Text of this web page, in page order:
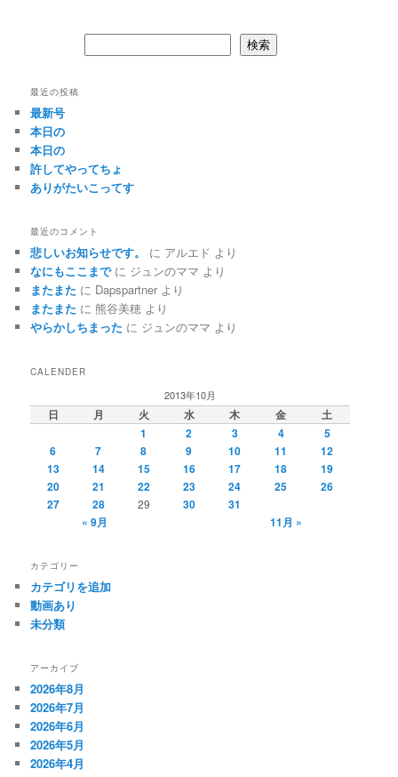
検索
最近の投稿
最新号
本日の
本日の
許してやってちょ
ありがたいこってす
最近のコメント
悲しいお知らせです。 に アルエド より
なにもここまでに ジュンのママ より
またまた に Dapspartner より
またまた に 熊谷美穂 より
やらかしちまった に ジュンのママ より
CALENDER
2013年10月
日 月 火 水 木 金
土
1
2 3 4
5
6
7 8 9 10 11
12
13
14 15 16 17 18
19
20
21 22 23 24 25
26
27
28 29 30
31
« 9月
11月 »
カテゴリー
カテゴリを追加
動画あり
未分類
アーカイブ
2026年8月
2026年7月
2026年6月
2026年5月
2026年4月